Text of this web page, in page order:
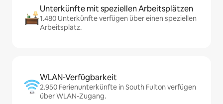
Unterkünfte mit speziellen Arbeitsplätzen
1.480 Unterkünfte verfügen über einen speziellen
Arbeitsplatz.
WLAN-Verfügbarkeit
2.950 Ferienunterkünfte in South Fulton verfügen
über WLAN-Zugang.